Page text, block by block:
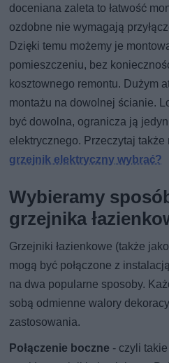
doceniana zaleta to łatwość
ozdobne nie wymagają
Dzięki temu możemy je
pomieszczeniu, bez
kosztownego remontu. Dużym
montażu na dowolnej ścianie.
być dowolna, ogranicza ją
elektrycznego. Przeczytaj także
grzejnik elektryczny wybrać?
Wybieramy
grzejnika
Grzejniki łazienkowe (także
mogą być połączone z
na dwa popularne sposoby.
sobą odmienne walory
zastosowania.
Połączenie boczne - czyli